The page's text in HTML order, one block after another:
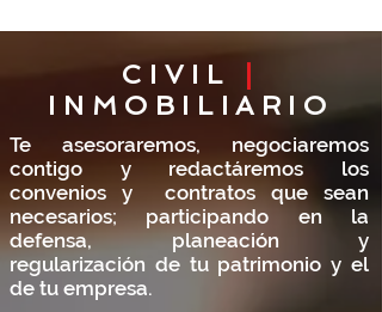
CIVIL
INMOBILIARIO
Te asesoraremos, negociaremos
contigo y redactáremos los
convenios y contratos que sean
necesarios; participando en la
defensa, planeación y
regularización de tu patrimonio y el
de tu empresa.